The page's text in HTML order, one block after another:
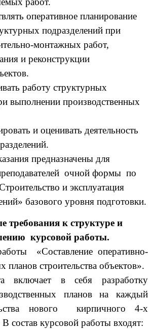
оперативное планирование
подразделений при
монтажных работ,
и реконструкции
работу структурных
выполнении производственных
и оценивать деятельность
предназначены для
очной формы по
и эксплуатация
базового уровня подготовки.
требования к структуре и
курсовой работы.
«Составление оперативно-
планов строительства объектов».
включает в себя разработку
планов на каждый
нового кирпичного 4-х
состав курсовой работы входят: